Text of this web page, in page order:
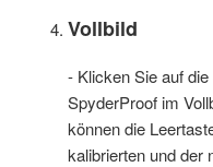
Vollbild
- Klicken Sie auf
SpyderProof im
können die
kalibrierten und der